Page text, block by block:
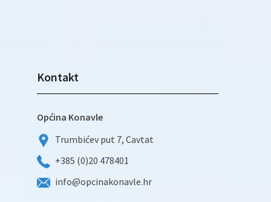
Kontakt
Općina Konavle
Trumbićev put 7, Cavtat
+385 (0)20 478401
info@opcinakonavle.hr